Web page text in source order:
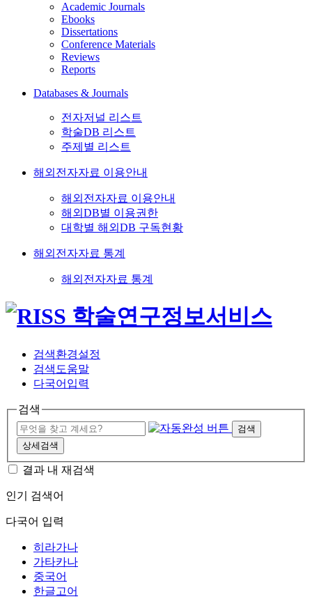
Academic Journals
Ebooks
Dissertations
Conference Materials
Reviews
Reports
Databases & Journals
전자저널 리스트
학술DB 리스트
주제별 리스트
해외전자자료 이용안내
해외전자자료 이용안내
해외DB별 이용권한
대학별 해외DB 구독현황
해외전자자료 통계
해외전자자료 통계
검색환경설정
검색도움말
다국어입력
검색
검색
상세검색
결과 내 재검색
인기 검색어
다국어 입력
히라가나
가타카나
중국어
한글고어